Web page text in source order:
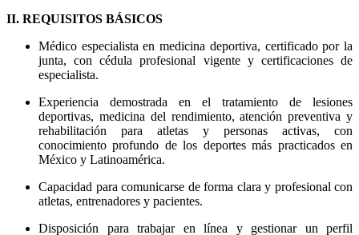
II. REQUISITOS BÁSICOS
Médico especialista en medicina deportiva, certificado por la
junta, con cédula profesional vigente y certificaciones de
especialista.
Experiencia demostrada en el tratamiento de lesiones
deportivas, medicina del rendimiento, atención preventiva y
rehabilitación para atletas y personas activas, con
conocimiento profundo de los deportes más practicados en
México y Latinoamérica.
Capacidad para comunicarse de forma clara y profesional con
atletas, entrenadores y pacientes.
Disposición para trabajar en línea y gestionar un perfil